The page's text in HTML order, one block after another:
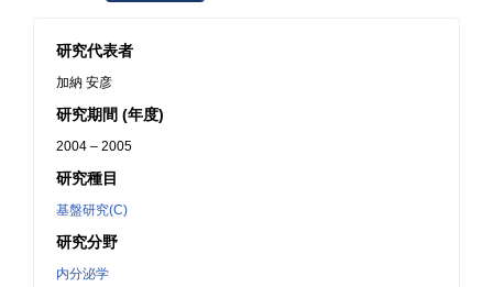
研究代表者
加納 安彦
研究期間 (年度)
2004 – 2005
研究種目
基盤研究(C)
研究分野
内分泌学